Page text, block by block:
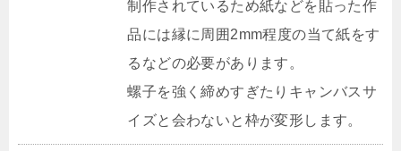
制作されているため紙などを貼った作
品には縁に周囲2mm程度の当て紙をす
るなどの必要があります。
螺子を強く締めすぎたりキャンバスサ
イズと会わないと枠が変形します。